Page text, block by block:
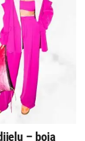
– boja